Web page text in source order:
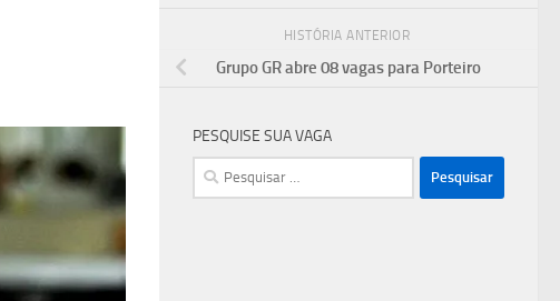
HISTÓRIA ANTERIOR
Grupo GR abre 08 vagas para Porteiro
PESQUISE SUA VAGA
Pesquisar
por: